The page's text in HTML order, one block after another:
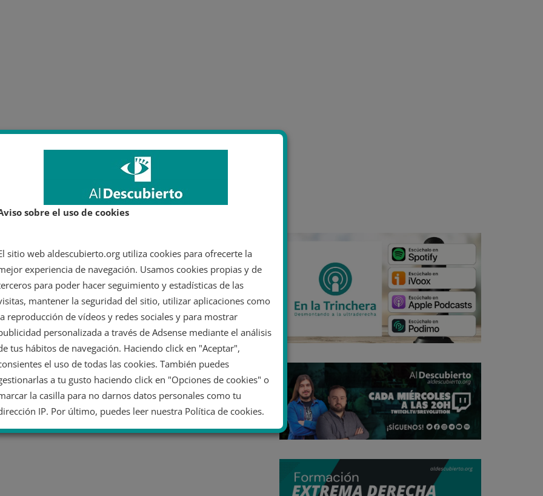
sobre el uso de cookies
sitio web aldescubierto.org utiliza cookies para ofrecerte la
experiencia de navegación. Usamos cookies propias y de
para poder hacer seguimiento y estadísticas de las
mantener la seguridad del sitio, utilizar aplicaciones como
reproducción de vídeos y redes sociales y para mostrar
personalizada a través de Adsense mediante el análisis
tus hábitos de navegación. Haciendo click en "Aceptar",
el uso de todas las cookies. También puedes
a tu gusto haciendo click en "Opciones de cookies" o
la casilla para no darnos datos personales como tu
IP. Por último, puedes leer nuestra Política de cookies.